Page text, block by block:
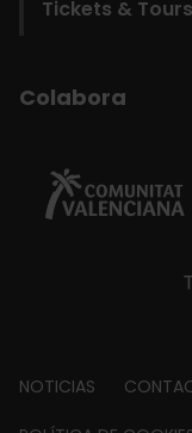
Tickets & Tours
Colabora
Footer
NOTICIAS